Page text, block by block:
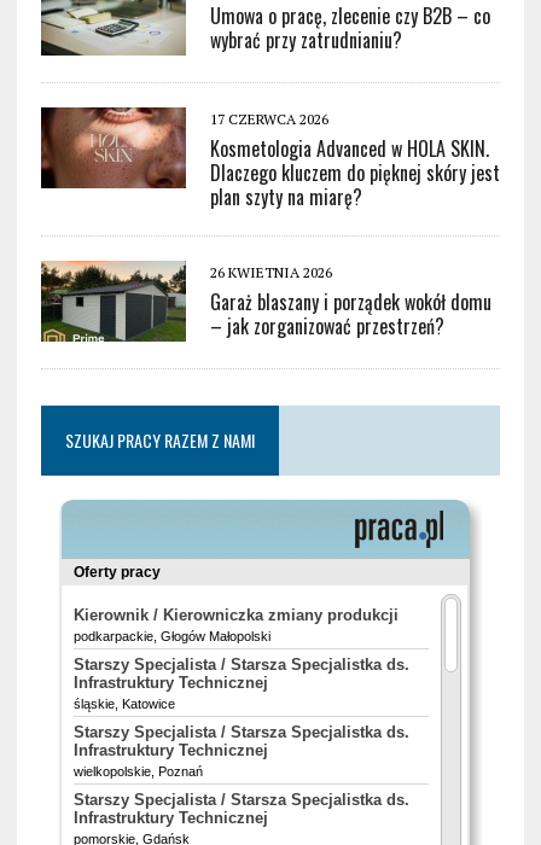
Umowa o pracę, zlecenie czy B2B – co
wybrać przy zatrudnianiu?
17 CZERWCA 2026
Kosmetologia Advanced w HOLA SKIN.
Dlaczego kluczem do pięknej skóry jest
plan szyty na miarę?
26 KWIETNIA 2026
Garaż blaszany i porządek wokół domu
– jak zorganizować przestrzeń?
SZUKAJ PRACY RAZEM Z NAMI